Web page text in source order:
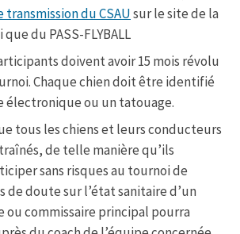
du CSAUsur le site de la
que du PASS-FLYBALL
doivent avoir 15 mois révolu
Chaque chien doit être identifié
électronique ou un tatouage.
tous les chiens et leurs conducteurs
de telle manière qu’ils
sans risques au tournoi de
de doute sur l’état sanitaire d’un
ou commissaire principal pourra